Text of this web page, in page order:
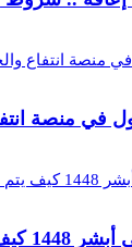
انتفاع
الكتروني؟